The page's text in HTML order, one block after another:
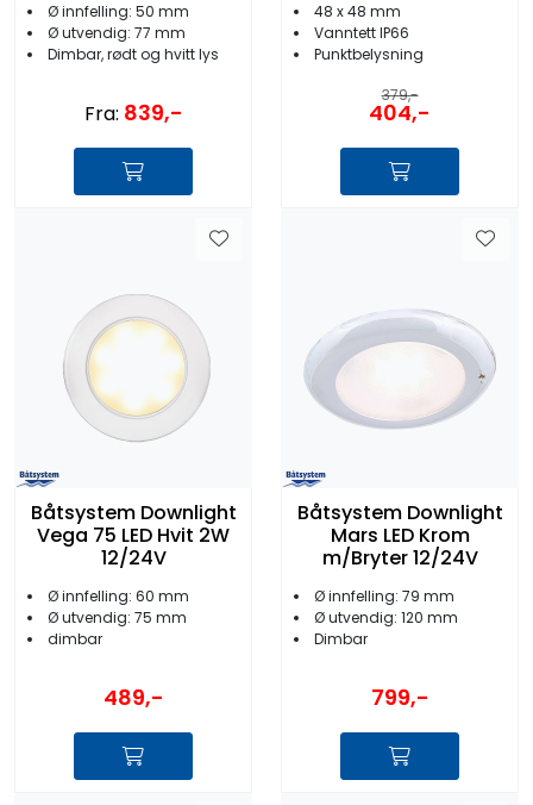
Ø innfelling: 50 mm
Ø utvendig: 77 mm
Dimbar, rødt og hvitt lys
Fra: 839,-
48 x 48 mm
Vanntett IP66
Punktbelysning
379,-
404,-
Båtsystem Downlight
Vega 75 LED Hvit 2W
12/24V
Ø innfelling: 60 mm
Ø utvendig: 75 mm
dimbar
489,-
Båtsystem Downlight
Mars LED Krom
m/Bryter 12/24V
Ø innfelling: 79 mm
Ø utvendig: 120 mm
Dimbar
799,-